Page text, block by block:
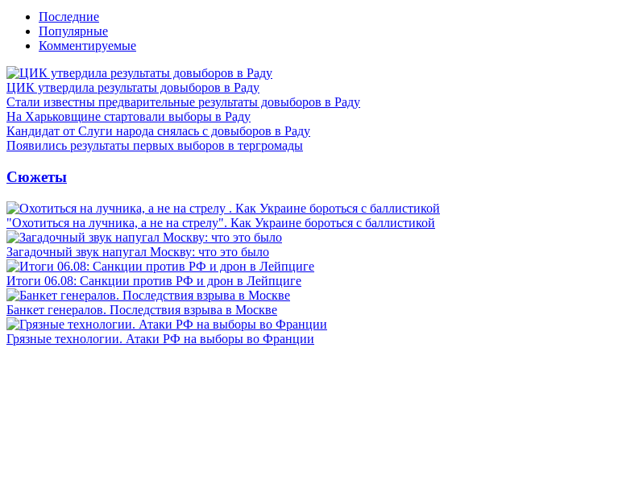
Последние
Популярные
Комментируемые
ЦИК утвердила результаты довыборов в Раду
Стали известны предварительные результаты довыборов в Раду
На Харьковщине стартовали выборы в Раду
Кандидат от Слуги народа снялась с довыборов в Раду
Появились результаты первых выборов в тергромады
Сюжеты
"Охотиться на лучника, а не на стрелу". Как Украине бороться с баллистикой
Загадочный звук напугал Москву: что это было
Итоги 06.08: Санкции против РФ и дрон в Лейпциге
Банкет генералов. Последствия взрыва в Москве
Грязные технологии. Атаки РФ на выборы во Франции